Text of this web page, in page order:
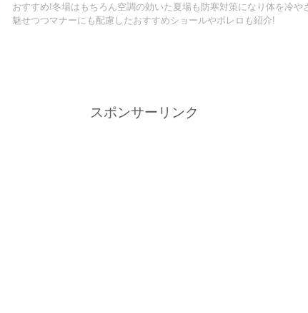
おすすめ!冬場はもちろん空調の効いた夏場も防寒対策になり体を冷や
魅せつつマナーにも配慮したおすすめショールやボレロも紹介!
スポンサーリンク